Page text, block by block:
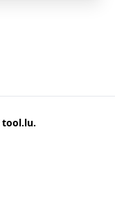
tool.lu.